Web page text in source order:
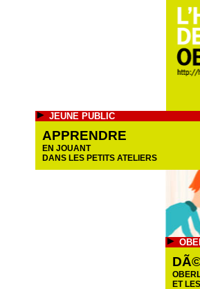
JEUNE PUBLIC
APPRENDRE
EN JOUANT
DANS LES PETITS ATELIERS
ET